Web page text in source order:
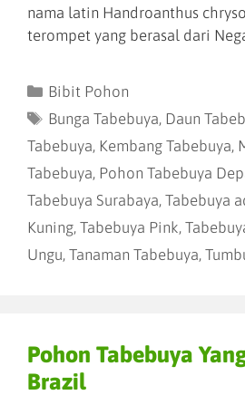
nama latin Handroanthus
terompet yang berasal dari
Bibit Pohon
Bunga Tabebuya, Daun
Tabebuya, Kembang Tabebuya,
Tabebuya, Pohon Tabebuya
Tabebuya Surabaya, Tabebuya
Kuning, Tabebuya Pink,
Ungu, Tanaman Tabebuya,
Pohon Tabebuya
Brazil